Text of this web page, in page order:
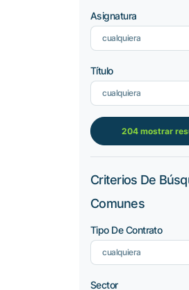
Asignatura
cualquiera
Título
cualquiera
204 mostrar
Criterios De
Comunes
Tipo De Contrato
cualquiera
Sector